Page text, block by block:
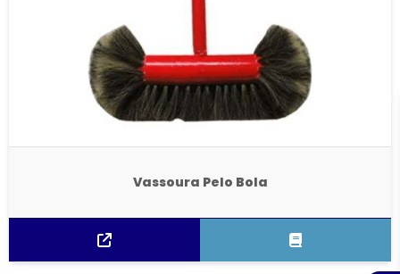
Vassoura Pelo Bola